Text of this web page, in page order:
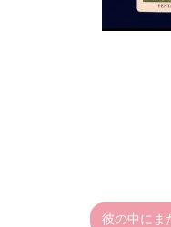
彼の中にま